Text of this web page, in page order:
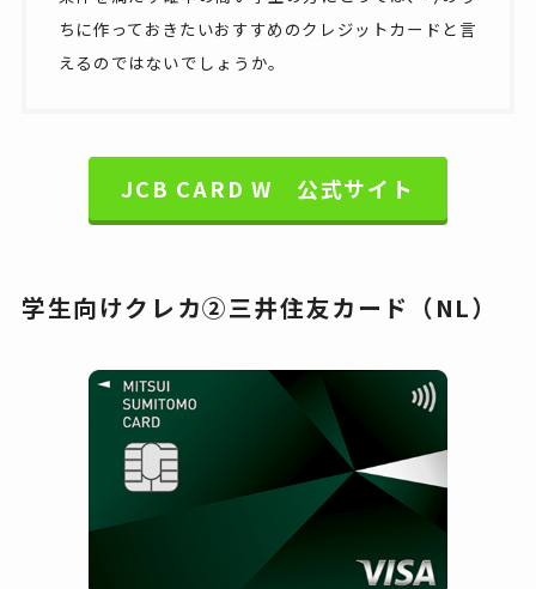
ちに作っておきたいおすすめのクレジットカードと言
えるのではないでしょうか。
JCB CARD W 公式サイト
学生向けクレカ②三井住友カード（NL）